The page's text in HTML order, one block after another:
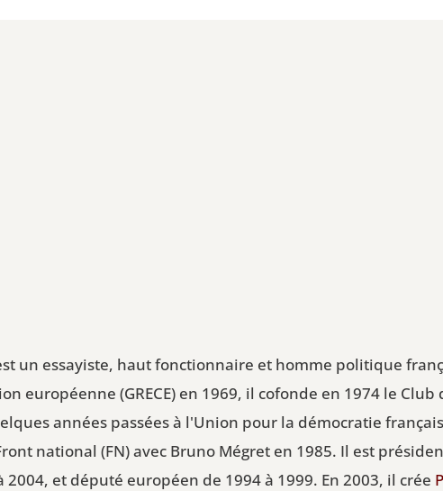
un essayiste, haut fonctionnaire et homme politique
européenne (GRECE) en 1969, il cofonde en 1974 le
années passées à l'Union pour la démocratie
national (FN) avec Bruno Mégret en 1985. Il est
et député européen de 1994 à 1999. En 2003, il crée